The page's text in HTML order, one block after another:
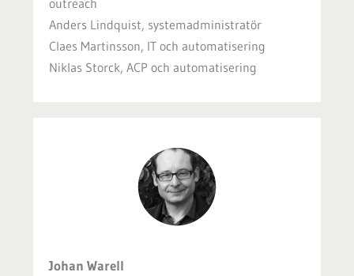
Anders Lindquist, systemadministratör
Claes Martinsson, IT och automatisering
Niklas Storck, ACP och automatisering
Johan Warell